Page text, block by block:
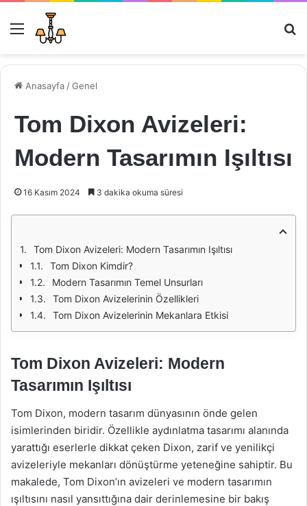
Menü
Anasayfa /Genel
Tom Dixon Avizeleri:
Modern Tasarımın Işıltısı
16 Kasım 2024 3 dakika okuma süresi
Tom Dixon Avizeleri: Modern Tasarımın Işıltısı
Tom Dixon Kimdir?
Modern Tasarımın Temel Unsurları
Tom Dixon Avizelerinin Özellikleri
Tom Dixon Avizelerinin Mekanlara Etkisi
Tom Dixon Avizeleri: Modern
Tasarımın Işıltısı
Tom Dixon, modern tasarım dünyasının önde gelen
isimlerinden biridir. Özellikle aydınlatma tasarımı alanında
yarattığı eserlerle dikkat çeken Dixon, zarif ve yenilikçi
avizeleriyle mekanları dönüştürme yeteneğine sahiptir. Bu
makalede, Tom Dixon’ın avizeleri ve modern tasarımın
ışıltısını nasıl yansıttığına dair derinlemesine bir bakış